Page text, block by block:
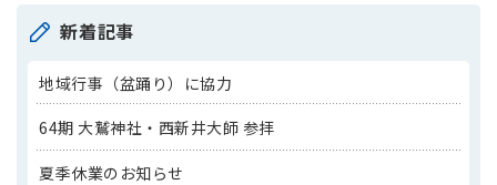
新着記事
地域行事（盆踊り）に協力
64期 大鷲神社・西新井大師 参拝
夏季休業のお知らせ